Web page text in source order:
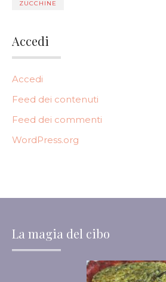
ZUCCHINE
Accedi
Accedi
Feed dei contenuti
Feed dei commenti
WordPress.org
La magia del cibo